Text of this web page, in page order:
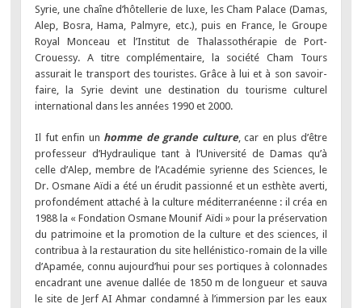
Syrie, une chaîne d’hôtellerie de luxe, les Cham Palace (Damas,
Alep, Bosra, Hama, Palmyre, etc.), puis en France, le Groupe
Royal Monceau et l’Institut de Thalassothérapie de Port-
Crouessy. A titre complémentaire, la société Cham Tours
assurait le transport des touristes. Grâce à lui et à son savoir-
faire, la Syrie devint une destination du tourisme culturel
international dans les années 1990 et 2000.
Il fut enfin un homme de grande culture, car en plus d’être
professeur d’Hydraulique tant à l’Université de Damas qu’à
celle d’Alep, membre de l’Académie syrienne des Sciences, le
Dr. Osmane Aïdi a été un érudit passionné et un esthète averti,
profondément attaché à la culture méditerranéenne : il créa en
1988 la « Fondation Osmane Mounif Aïdi » pour la préservation
du patrimoine et la promotion de la culture et des sciences, il
contribua à la restauration du site hellénistico-romain de la ville
d’Apamée, connu aujourd’hui pour ses portiques à colonnades
encadrant une avenue dallée de 1850 m de longueur et sauva
le site de Jerf AI Ahmar condamné à l’immersion par les eaux